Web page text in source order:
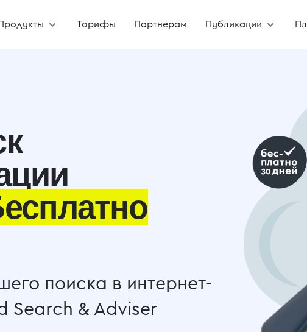
Тарифы Партнерам Публикации
поиска в интернет-
Search & Adviser